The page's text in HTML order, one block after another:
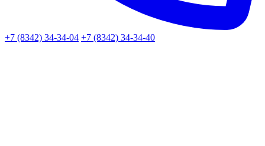
+7 (8342) 34-34-04 +7 (8342) 34-34-40